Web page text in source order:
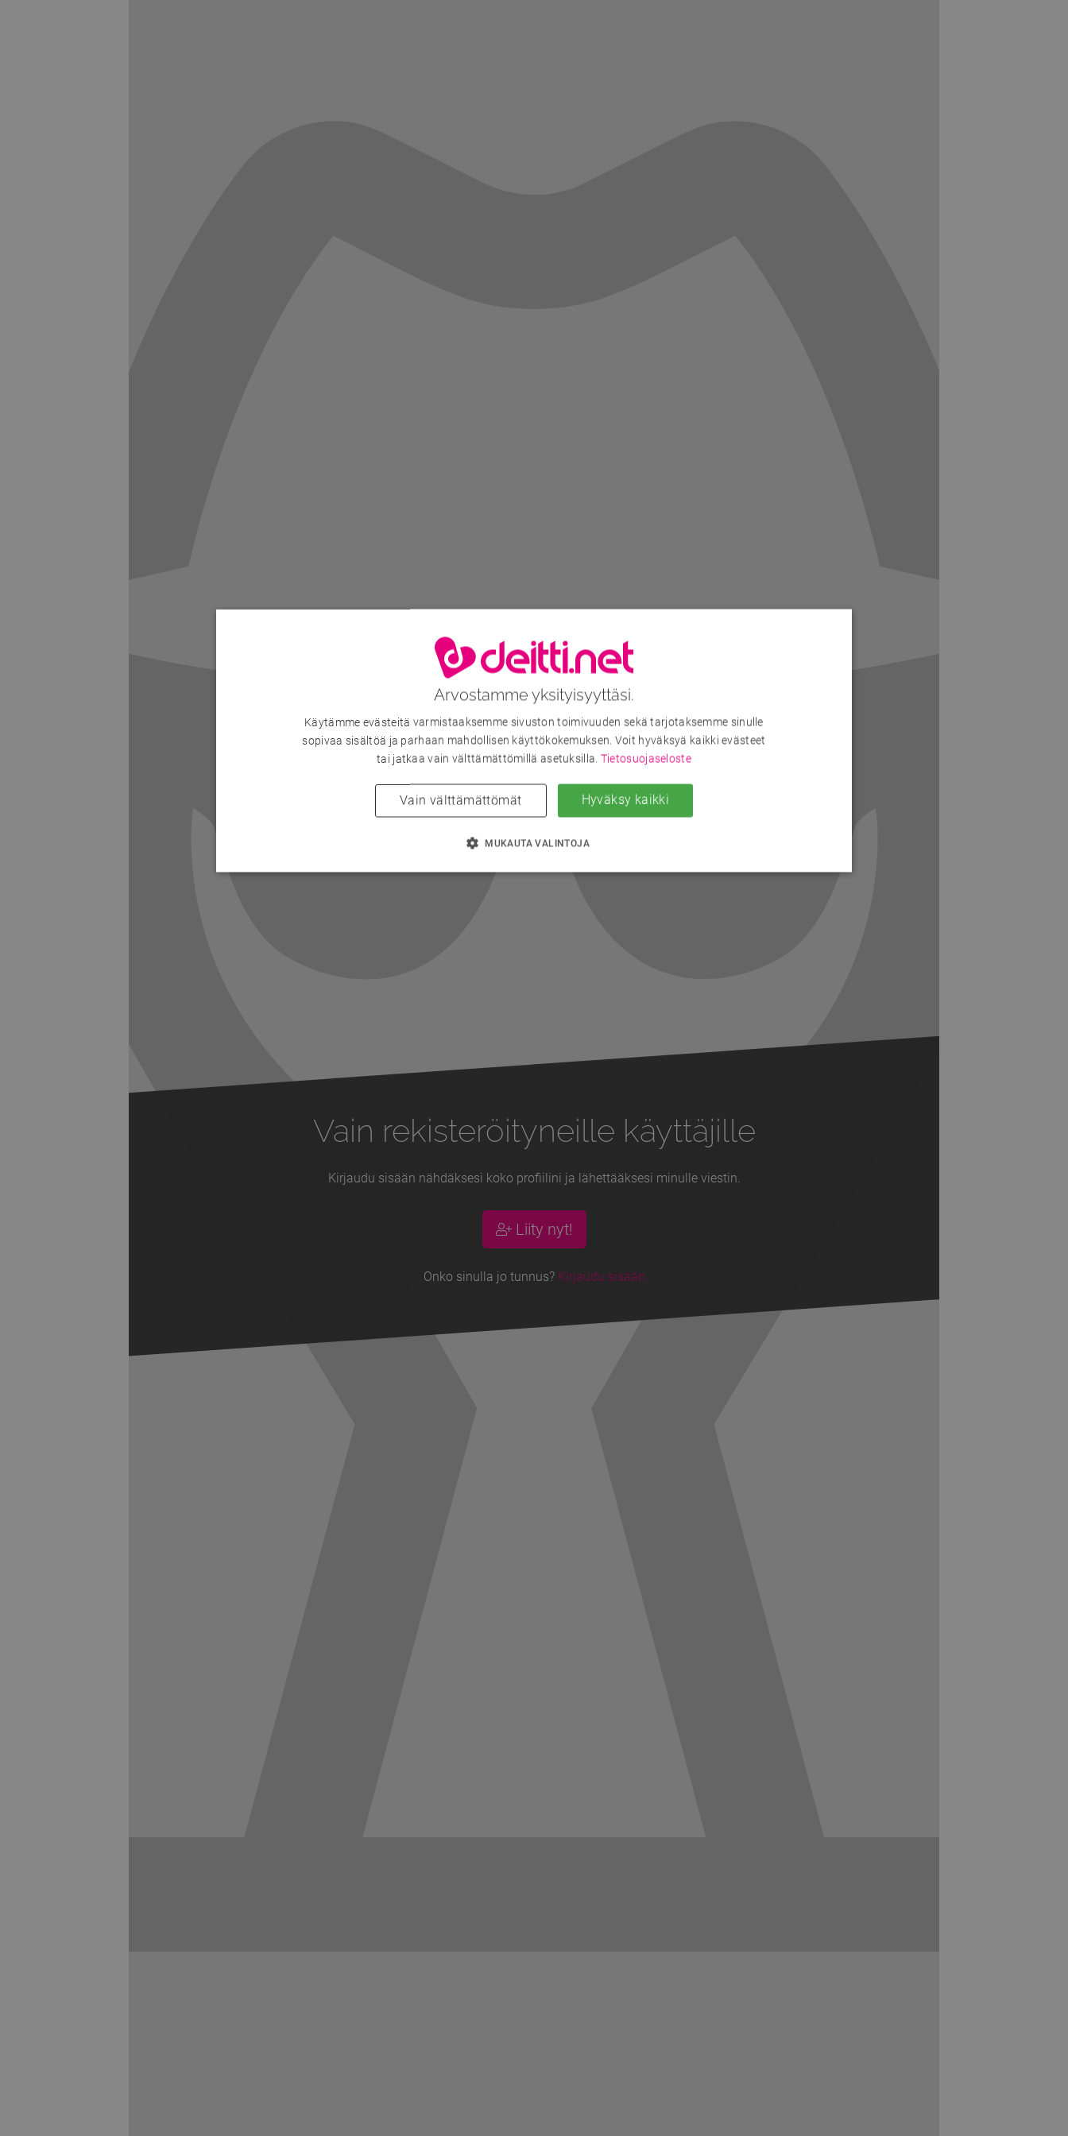
Vain rekisteröityneille käyttäjille
Kirjaudu sisään nähdäksesi koko profiilini ja lähettääksesi minulle viestin.
Liity nyt!
Onko sinulla jo tunnus? Kirjaudu sisään
Next
Arvostamme yksityisyyttäsi.
Käytämme evästeitä varmistaaksemme sivuston toimivuuden sekä tarjotaksemme sinulle
sopivaa sisältöä ja parhaan mahdollisen käyttökokemuksen. Voit hyväksyä kaikki evästeet
tai jatkaa vain välttämättömillä asetuksilla. Tietosuojaseloste
Hyväksy kaikki
Vain välttämättömät
MUKAUTA VALINTOJA